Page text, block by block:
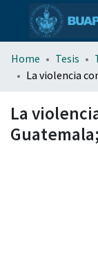
Home Tesis
La